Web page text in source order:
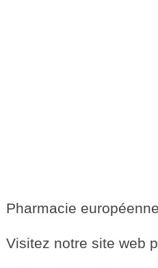
Pharmacie
Visitez notre site web